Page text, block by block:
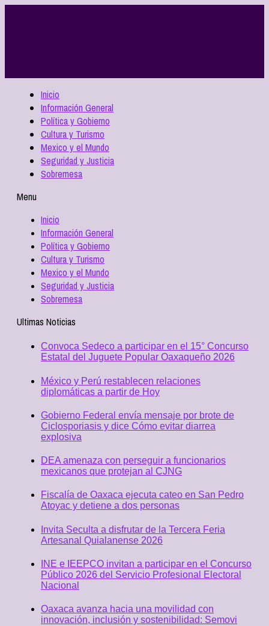
Inicio
Información General
Política y Gobierno
Cultura y Turismo
Mexico y el Mundo
Seguridad y Justicia
Sobremesa
Menu
Inicio
Información General
Política y Gobierno
Cultura y Turismo
Mexico y el Mundo
Seguridad y Justicia
Sobremesa
Ultimas Noticias
Convoca Sedeco a participar en el 15° Concurso
Estatal del Juguete Popular Oaxaqueño 2026
México y Perú restablecen relaciones
diplomáticas a partir de Hoy
Gobierno Federal envía mensaje por brote de
Ciclosporiasis y dice Cómo evitar diarrea
explosiva
DEA amenaza con perseguir a funcionarios
mexicanos que protejan al CJNG
Fiscalía de Oaxaca ejecuta cateo en San Pedro
Atoyac y detiene a dos personas
Invita Seculta a disfrutar de la Tercera Feria
Artesanal Quialanense 2026
INE e IEEPCO invitan a participar en el Concurso
Público 2026 del Servicio Profesional Electoral
Nacional
Oaxaca avanza hacia una movilidad con
innovación, inclusión y sostenibilidad: Semovi